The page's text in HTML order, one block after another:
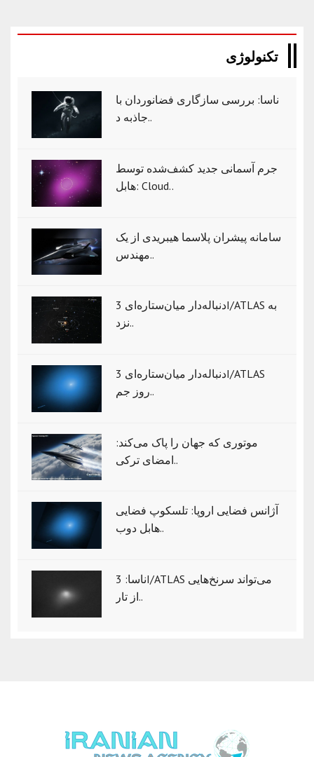
تکنولوژی
ناسا: بررسی سازگاری فضانوردان با
جاذبه د..
جرم آسمانی جدید کشف‌شده توسط
هابل: Cloud..
سامانه پیشران پلاسما هیبریدی از یک
مهندس..
دنباله‌دار میان‌ستاره‌ای 3I/ATLAS به
نزد..
دنباله‌دار میان‌ستاره‌ای 3I/ATLAS
روز جم..
موتوری که جهان را پاک می‌کند:
امضای ترکی..
آژانس فضایی اروپا: تلسکوپ فضایی
هابل دوب..
ناسا: 3I/ATLAS می‌تواند سرنخ‌هایی
از تار..